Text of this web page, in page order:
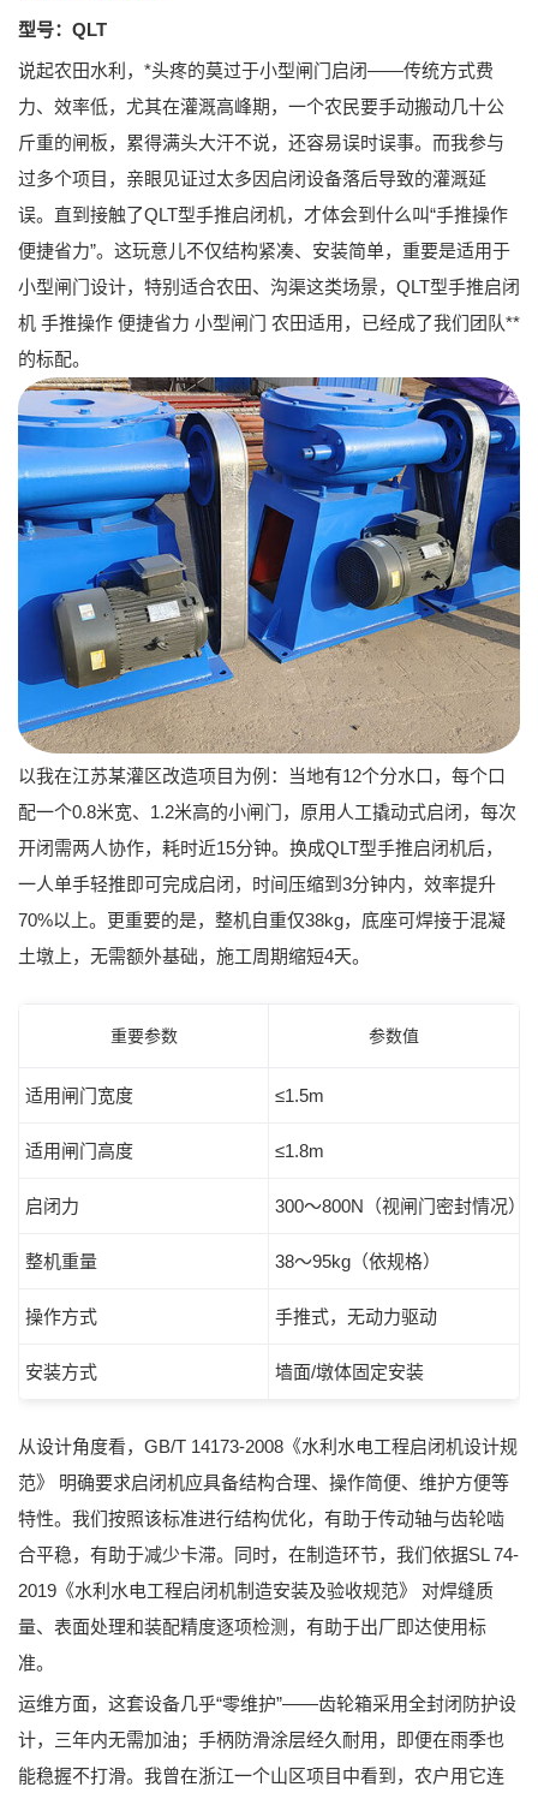
型号：QLT
说起农田水利，*头疼的莫过于小型闸门启闭——传统方式费
力、效率低，尤其在灌溉高峰期，一个农民要手动搬动几十公
斤重的闸板，累得满头大汗不说，还容易误时误事。而我参与
过多个项目，亲眼见证过太多因启闭设备落后导致的灌溉延
误。直到接触了QLT型手推启闭机，才体会到什么叫“手推操作
便捷省力”。这玩意儿不仅结构紧凑、安装简单，重要是适用于
小型闸门设计，特别适合农田、沟渠这类场景， QLT型手推启闭
机 手推操作 便捷省力 小型闸门 农田适用 ，已经成了我们团队**
的标配。
以我在江苏某灌区改造项目为例：当地有12个分水口，每个口
配一个0.8米宽、1.2米高的小闸门，原用人工撬动式启闭，每次
开闭需两人协作，耗时近15分钟。换成QLT型手推启闭机后，
一人单手轻推即可完成启闭，时间压缩到3分钟内，效率提升
70%以上。更重要的是，整机自重仅38kg，底座可焊接于混凝
土墩上，无需额外基础，施工周期缩短4天。
重要参数 参数值
适用闸门宽度 ≤1.5m
适用闸门高度 ≤1.8m
启闭力 300～800N（视闸门密封情况）
整机重量 38～95kg（依规格）
操作方式 手推式，无动力驱动
安装方式 墙面/墩体固定安装
从设计角度看， GB/T 14173-2008《水利水电工程启闭机设计规
范》
明确要求启闭机应具备结构合理、操作简便、维护方便等
特性。我们按照该标准进行结构优化，有助于传动轴与齿轮啮
合平稳，有助于减少卡滞。同时，在制造环节，我们依据SL 74-
2019《水利水电工程启闭机制造安装及验收规范》
对焊缝质
量、表面处理和装配精度逐项检测，有助于出厂即达使用标
准。
运维方面，这套设备几乎“零维护”——齿轮箱采用全封闭防护设
计，三年内无需加油；手柄防滑涂层经久耐用，即便在雨季也
能稳握不打滑。我曾在浙江一个山区项目中看到，农户用它连